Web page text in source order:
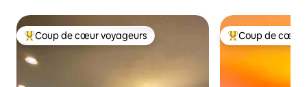
Coup de cœur voyageurs parmi les plus aimés
Coup de cœur voyageurs Coup de cœur
Coup de cœur